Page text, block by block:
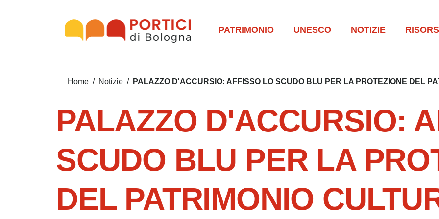
PATRIMONIO UNESCO NOTIZIE
Briciole di pane
Home / Notizie / PALAZZO D'ACCURSIO: AFFISSO LO SCUDO BLU PER LA PROTEZIONE DEL
PALAZZO D'ACCURSIO:
SCUDO BLU PER LA
DEL PATRIMONIO